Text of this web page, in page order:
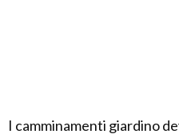
I camminamenti giardino